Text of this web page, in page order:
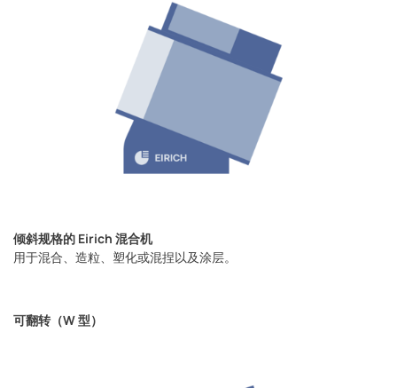
倾斜规格的 Eirich 混合机
用于混合、造粒、塑化或混捏以及涂层。
可翻转（W 型）